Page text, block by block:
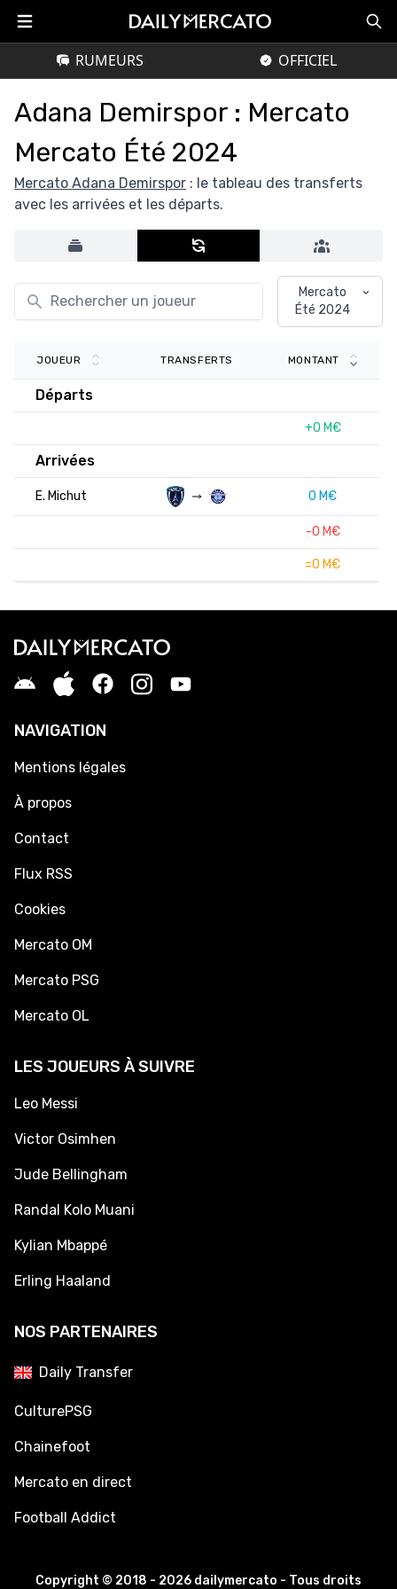
RUMEURS OFFICIEL
Adana Demirspor : Mercato
Mercato Été 2024
Mercato Adana Demirspor : le tableau des transferts
avec les arrivées et les départs.
Mercato
Été 2024
JOUEUR TRANSFERTS MONTANT
Départs
+0 M€
Arrivées
E. Michut 0 M€
-0 M€
=0 M€
NAVIGATION
Mentions légales
À propos
Contact
Flux RSS
Cookies
Mercato OM
Mercato PSG
Mercato OL
LES JOUEURS À SUIVRE
Leo Messi
Victor Osimhen
Jude Bellingham
Randal Kolo Muani
Kylian Mbappé
Erling Haaland
NOS PARTENAIRES
Daily Transfer
CulturePSG
Chainefoot
Mercato en direct
Football Addict
Copyright © 2018 - 2026 dailymercato - Tous droits